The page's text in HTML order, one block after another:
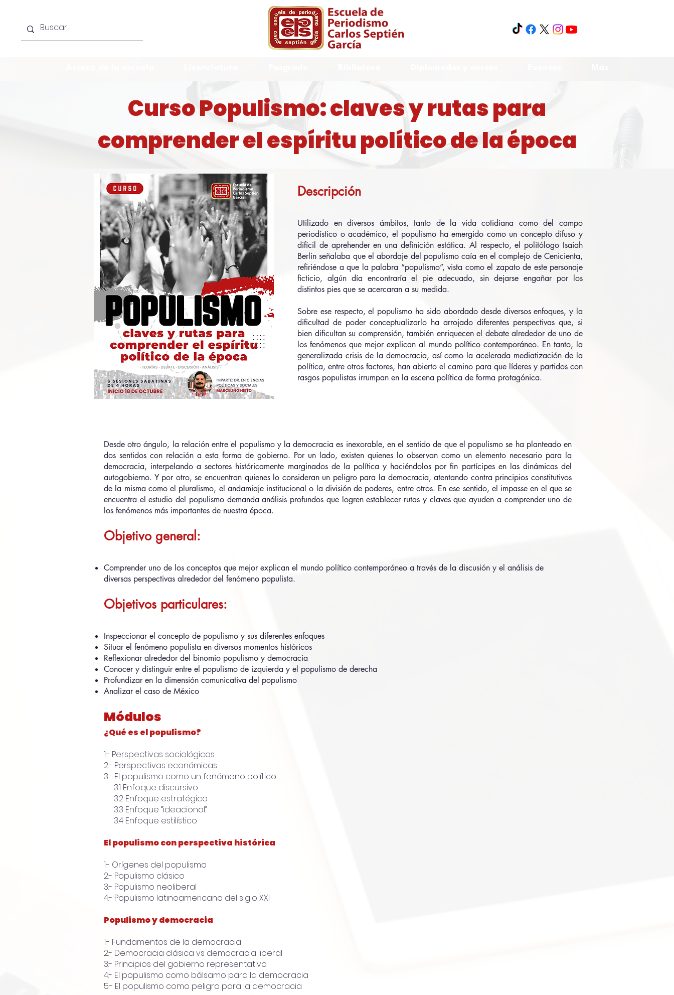
Curso Populismo: claves y rutas para
comprender el espíritu político de la época
Descripción
Utilizado en diversos ámbitos, tanto de la vida cotidiana como del campo
periodístico o académico, el populismo ha emergido como un concepto difuso y
difícil de aprehender en una definición estática. Al respecto, el politólogo Isaiah
Berlin señalaba que el abordaje del populismo caía en el complejo de Cenicienta,
refiriéndose a que la palabra “populismo”, vista como el zapato de este personaje
ficticio, algún día encontraría el pie adecuado, sin dejarse engañar por los
distintos pies que se acercaran a su medida.
Sobre ese respecto, el populismo ha sido abordado desde diversos enfoques, y la
dificultad de poder conceptualizarlo ha arrojado diferentes perspectivas que, si
bien dificultan su comprensión, también enriquecen el debate alrededor de uno de
los fenómenos que mejor explican al mundo político contemporáneo. En tanto, la
generalizada crisis de la democracia, así como la acelerada mediatización de la
política, entre otros factores, han abierto el camino para que líderes y partidos con
rasgos populistas irrumpan en la escena política de forma protagónica.
Desde otro ángulo, la relación entre el populismo y la democracia es inexorable, en el sentido de que el populismo se ha planteado en
dos sentidos con relación a esta forma de gobierno. Por un lado, existen quienes lo observan como un elemento necesario para la
democracia, interpelando a sectores históricamente marginados de la política y haciéndolos por fin partícipes en las dinámicas del
autogobierno. Y por otro, se encuentran quienes lo consideran un peligro para la democracia, atentando contra principios constitutivos
de la misma como el pluralismo, el andamiaje institucional o la división de poderes, entre otros. En ese sentido, el impasse en el que se
encuentra el estudio del populismo demanda análisis profundos que logren establecer rutas y claves que ayuden a comprender uno de
los fenómenos más importantes de nuestra época.
Objetivo general:
Comprender uno de los conceptos que mejor explican el mundo político contemporáneo a través de la discusión y el análisis de
diversas perspectivas alrededor del fenómeno populista.
Objetivos particulares:
Inspeccionar el concepto de populismo y sus diferentes enfoques
Situar el fenómeno populista en diversos momentos históricos
Reflexionar alrededor del binomio populismo y democracia
Conocer y distinguir entre el populismo de izquierda y el populismo de derecha
Profundizar en la dimensión comunicativa del populismo
Analizar el caso de México
Módulos
¿Qué es el populismo?
1.- Perspectivas sociológicas
2.- Perspectivas económicas
3.- El populismo como un fenómeno político
3.1 Enfoque discursivo
3.2 Enfoque estratégico
3.3 Enfoque “ideacional”
3.4 Enfoque estilístico
El populismo con perspectiva histórica
1.- Orígenes del populismo
2.- Populismo clásico
3.- Populismo neoliberal
4.- Populismo latinoamericano del siglo XXI
Populismo y democracia
1.- Fundamentos de la democracia
2.- Democracia clásica vs democracia liberal
3.- Principios del gobierno representativo
4.- El populismo como bálsamo para la democracia
5.- El populismo como peligro para la democracia